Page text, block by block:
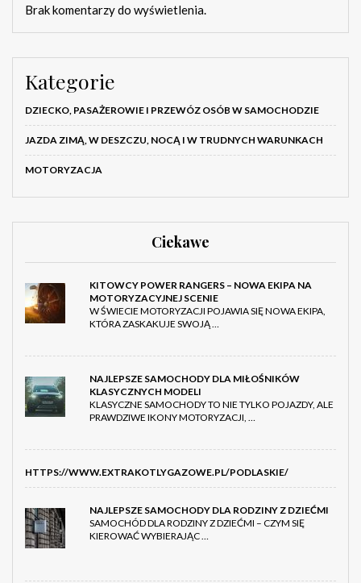
Brak komentarzy do wyświetlenia.
Kategorie
DZIECKO, PASAŻEROWIE I PRZEWÓZ OSÓB W SAMOCHODZIE
JAZDA ZIMĄ, W DESZCZU, NOCĄ I W TRUDNYCH WARUNKACH
MOTORYZACJA
Ciekawe
KITOWCY POWER RANGERS – NOWA EKIPA NA
MOTORYZACYJNEJ SCENIE
W ŚWIECIE MOTORYZACJI POJAWIA SIĘ NOWA EKIPA,
KTÓRA ZASKAKUJE SWOJĄ …
NAJLEPSZE SAMOCHODY DLA MIŁOŚNIKÓW
KLASYCZNYCH MODELI
KLASYCZNE SAMOCHODY TO NIE TYLKO POJAZDY, ALE
PRAWDZIWE IKONY MOTORYZACJI, …
HTTPS://WWW.EXTRAKOTLYGAZOWE.PL/PODLASKIE/
NAJLEPSZE SAMOCHODY DLA RODZINY Z DZIEĆMI
SAMOCHÓD DLA RODZINY Z DZIEĆMI – CZYM SIĘ
KIEROWAĆ WYBIERAJĄC …